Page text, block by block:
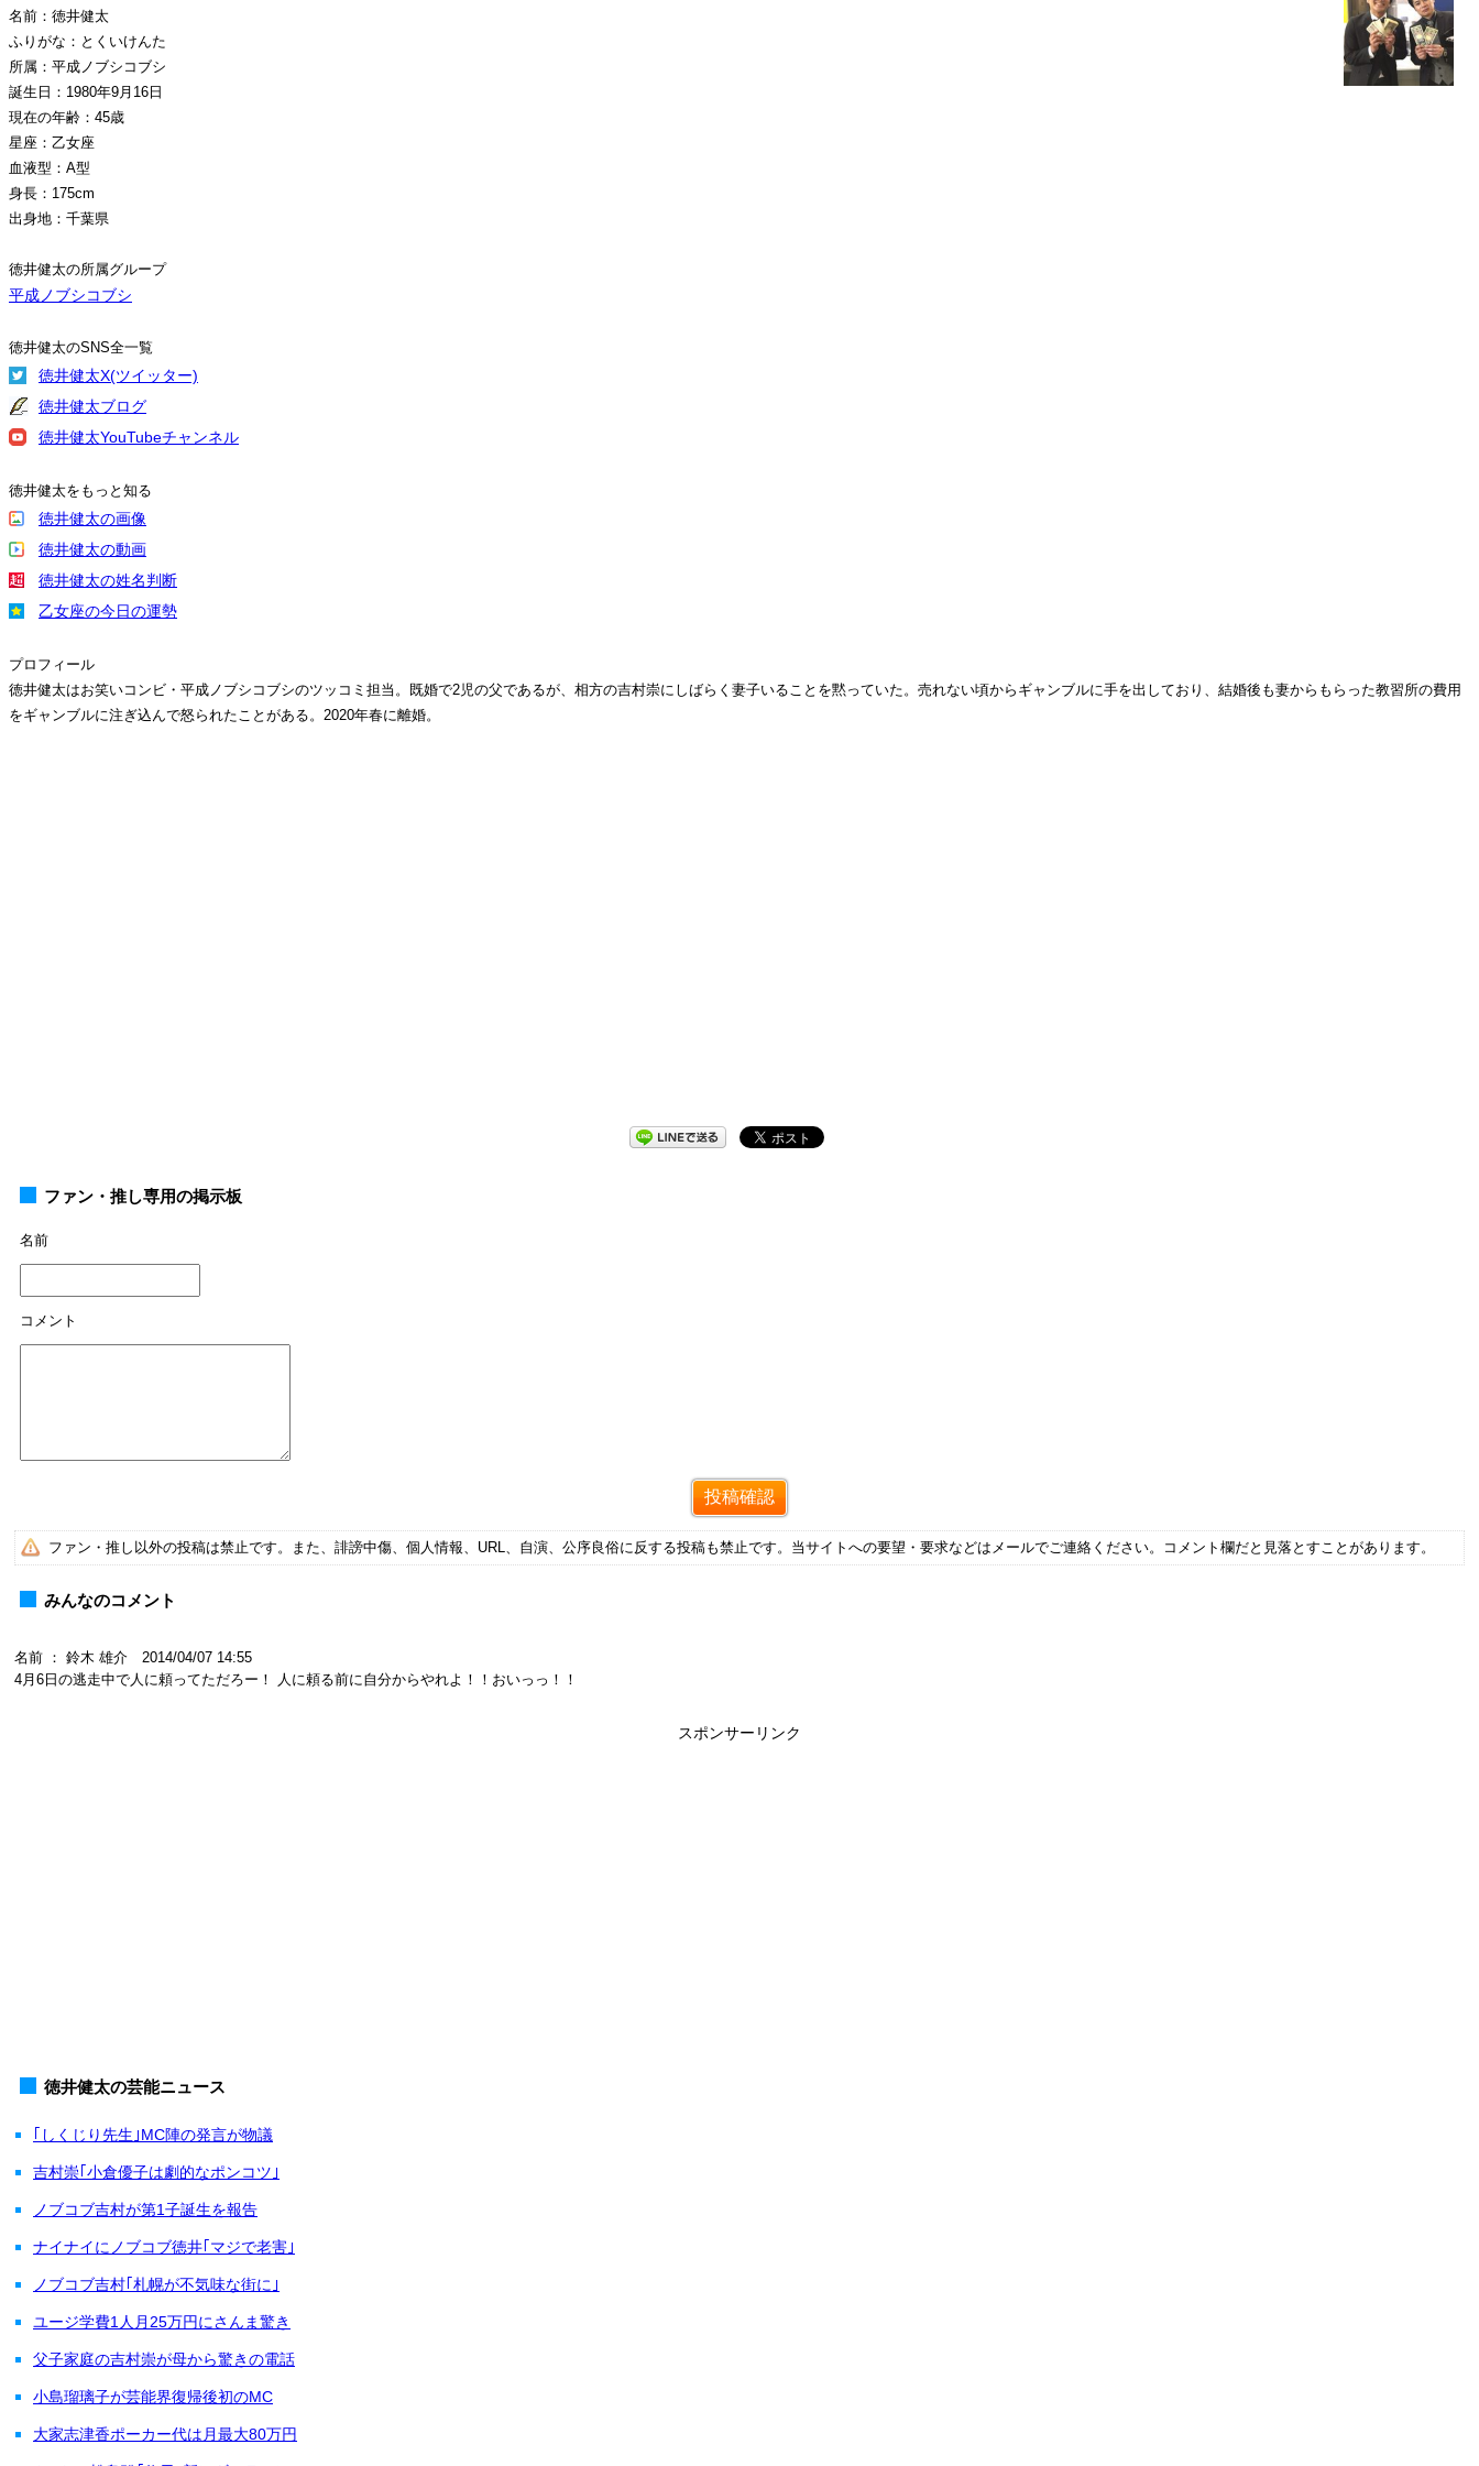
名前：徳井健太
ふりがな：とくいけんた
所属：平成ノブシコブシ
誕生日：1980年9月16日
現在の年齢：45歳
星座：乙女座
血液型：A型
身長：175cm
出身地：千葉県
徳井健太の所属グループ
平成ノブシコブシ
徳井健太のSNS全一覧
徳井健太X(ツイッター)
徳井健太ブログ
徳井健太YouTubeチャンネル
徳井健太をもっと知る
徳井健太の画像
徳井健太の動画
徳井健太の姓名判断
乙女座の今日の運勢
プロフィール
徳井健太はお笑いコンビ・平成ノブシコブシのツッコミ担当。既婚で2児の父であるが、相方の吉村崇にしばらく妻子いることを黙っていた。売れない頃からギャンブルに手を出しており、結婚後も妻からもらった教習所の費用
をギャンブルに注ぎ込んで怒られたことがある。2020年春に離婚。
ファン・推し専用の掲示板
名前
コメント
ファン・推し以外の投稿は禁止です。また、誹謗中傷、個人情報、URL、自演、公序良俗に反する投稿も禁止です。当サイトへの要望・要求などはメールでご連絡ください。コメント欄だと見落とすことがあります。
みんなのコメント
名前 ： 鈴木 雄介 2014/04/07 14:55
4月6日の逃走中で人に頼ってただろー！ 人に頼る前に自分からやれよ！！おいっっ！！
スポンサーリンク
徳井健太の芸能ニュース
｢しくじり先生｣MC陣の発言が物議
吉村崇｢小倉優子は劇的なポンコツ｣
ノブコブ吉村が第1子誕生を報告
ナイナイにノブコブ徳井｢マジで老害｣
ノブコブ吉村｢札幌が不気味な街に｣
ユージ学費1人月25万円にさんま驚き
父子家庭の吉村崇が母から驚きの電話
小島瑠璃子が芸能界復帰後初のMC
大家志津香ポーカー代は月最大80万円